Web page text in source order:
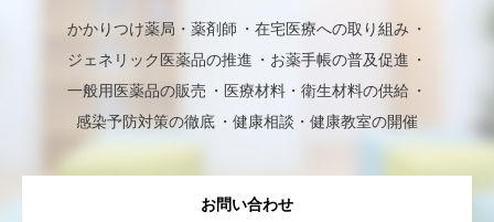
かかりつけ薬局・薬剤師
在宅医療への取り組み
ジェネリック医薬品の推進
お薬手帳の普及促進
一般用医薬品の販売
医療材料・衛生材料の供給
感染予防対策の徹底
健康相談・健康教室の開催
お問い合わせ